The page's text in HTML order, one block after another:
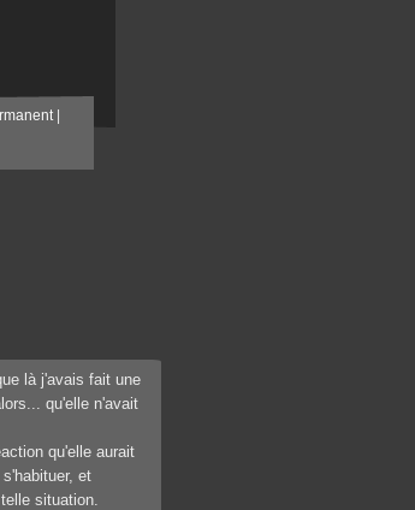
|
là j'avais fait une
qu'elle n'avait
qu'elle aurait
et
situation.